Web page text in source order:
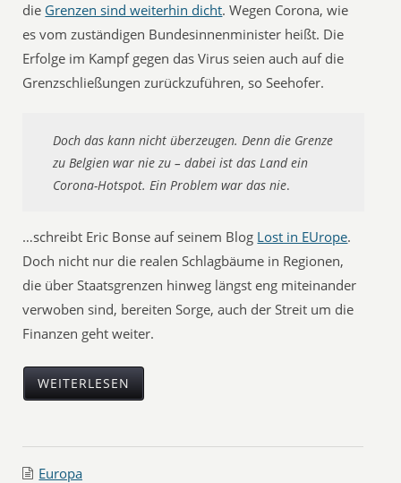
die Grenzen sind weiterhin dicht. Wegen Corona, wie
es vom zuständigen Bundesinnenminister heißt. Die
Erfolge im Kampf gegen das Virus seien auch auf die
Grenzschließungen zurückzuführen, so Seehofer.
Doch das kann nicht überzeugen. Denn die Grenze
zu Belgien war nie zu – dabei ist das Land ein
Corona-Hotspot. Ein Problem war das nie.
…schreibt Eric Bonse auf seinem Blog Lost in EUrope.
Doch nicht nur die realen Schlagbäume in Regionen,
die über Staatsgrenzen hinweg längst eng miteinander
verwoben sind, bereiten Sorge, auch der Streit um die
Finanzen geht weiter.
WEITERLESEN
Europa